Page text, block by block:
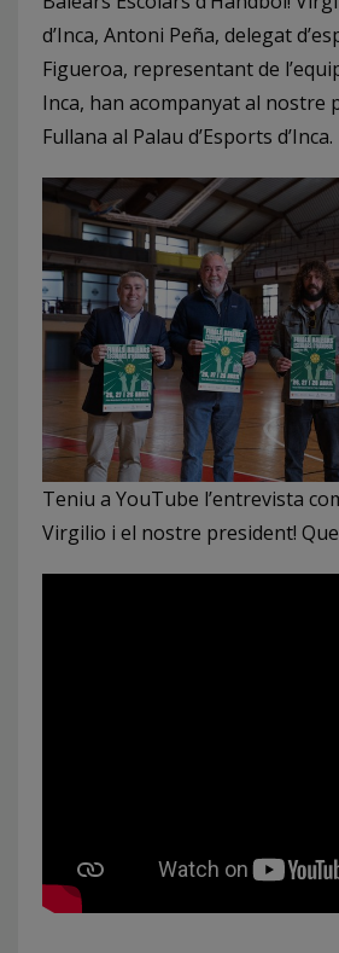
d’Inca, Antoni Peña, delegat
Figueroa, representant de
Inca, han acompanyat al nostre
Fullana al Palau d’Esports d’Inca.
Teniu a YouTube l’entrevista
Virgilio i el nostre president!